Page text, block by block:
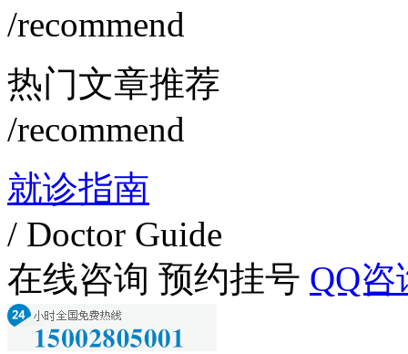
/recommend
热门文章推荐
/recommend
就诊指南
/ Doctor Guide
在线咨询 预约挂号 QQ咨